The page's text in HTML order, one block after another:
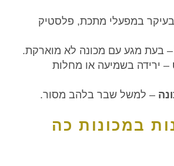
במפעלי מתכת, פלסטיק
– בעת מגע עם מכונה לא מוארקת.
– ירידה בשמיעה או מחלות
– למשל שבר בלהב מסור.
במכונות כה